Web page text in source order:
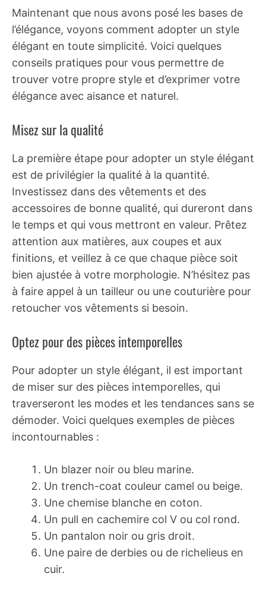
Maintenant que nous avons posé les bases de
l’élégance, voyons comment adopter un style
élégant en toute simplicité. Voici quelques
conseils pratiques pour vous permettre de
trouver votre propre style et d’exprimer votre
élégance avec aisance et naturel.
Misez sur la qualité
La première étape pour adopter un style élégant
est de privilégier la qualité à la quantité.
Investissez dans des vêtements et des
accessoires de bonne qualité, qui dureront dans
le temps et qui vous mettront en valeur. Prêtez
attention aux matières, aux coupes et aux
finitions, et veillez à ce que chaque pièce soit
bien ajustée à votre morphologie. N’hésitez pas
à faire appel à un tailleur ou une couturière pour
retoucher vos vêtements si besoin.
Optez pour des pièces intemporelles
Pour adopter un style élégant, il est important
de miser sur des pièces intemporelles, qui
traverseront les modes et les tendances sans se
démoder. Voici quelques exemples de pièces
incontournables :
Un blazer noir ou bleu marine.
Un trench-coat couleur camel ou beige.
Une chemise blanche en coton.
Un pull en cachemire col V ou col rond.
Un pantalon noir ou gris droit.
Une paire de derbies ou de richelieus en
cuir.